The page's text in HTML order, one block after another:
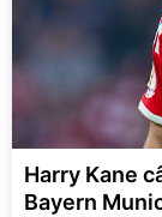
Harry Kane
Bayern